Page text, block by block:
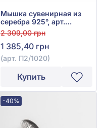
Мышка сувенирная из
серебра 925°, арт.
П2/1020
2 309,00 грн
1 385,40 грн
(арт. П2/1020)
Купить
-40%